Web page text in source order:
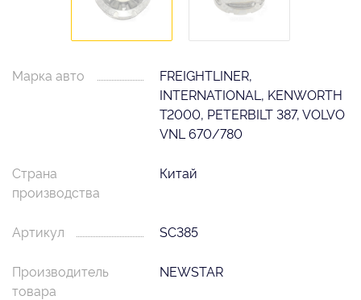
Марка авто
FREIGHTLINER,
INTERNATIONAL, KENWORTH
T2000, PETERBILT 387, VOLVO
VNL 670/780
Страна
производства
Китай
Артикул SC385
Производитель
товара
NEWSTAR